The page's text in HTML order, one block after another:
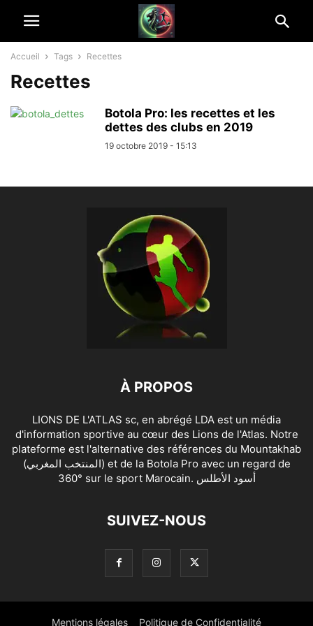
Accueil Tags Recettes
Recettes
Botola Pro: les recettes et les
dettes des clubs en 2019
19 octobre 2019 - 15:13
À PROPOS
LIONS DE L'ATLAS sc, en abrégé LDA est un média
d'information sportive au cœur des Lions de l'Atlas. Notre
plateforme est l'alternative des références du Mountakhab
(المنتخب المغربي) et de la Botola Pro avec un regard de
360° sur le sport Marocain. أسود الأطلس
SUIVEZ-NOUS
Mentions légales Politique de Confidentialité